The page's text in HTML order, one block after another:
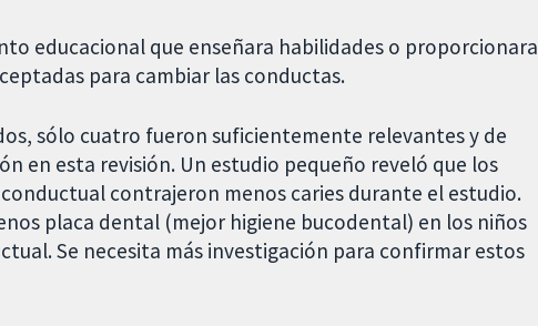
educacional que enseñara habilidades o proporcionara
para cambiar las conductas.
sólo cuatro fueron suficientemente relevantes y de
en esta revisión. Un estudio pequeño reveló que los
contrajeron menos caries durante el estudio.
placa dental (mejor higiene bucodental) en los niños
Se necesita más investigación para confirmar estos